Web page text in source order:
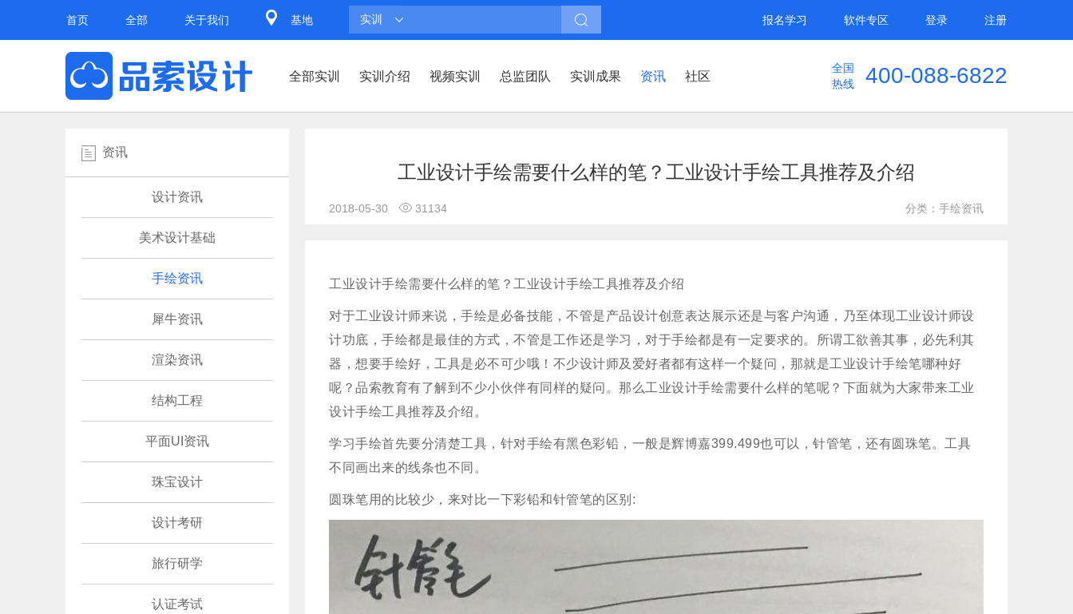
首页 全部 关于我们 基地 实训 注册
登录
软件专区
报名学习
全部实训 实训介绍 视频实训 总监团队 实训成果 资讯 社区
全国
热线
400-088-6822
资讯
设计资讯
美术设计基础
手绘资讯
犀牛资讯
渲染资讯
结构工程
平面UI资讯
珠宝设计
设计考研
旅行研学
认证考试
工业设计手绘需要什么样的笔？工业设计手绘工具推荐及介绍
2018-05-30 31134 分类：手绘资讯
工业设计手绘需要什么样的笔？工业设计手绘工具推荐及介绍
对于工业设计师来说，手绘是必备技能，不管是产品设计创意表达展示还是与客户沟通，乃至体现工业设计师设
计功底，手绘都是最佳的方式，不管是工作还是学习，对于手绘都是有一定要求的。所谓工欲善其事，必先利其
器，想要手绘好，工具是必不可少哦！不少设计师及爱好者都有这样一个疑问，那就是工业设计手绘笔哪种好
呢？品索教育有了解到不少小伙伴有同样的疑问。那么工业设计手绘需要什么样的笔呢？下面就为大家带来工业
设计手绘工具推荐及介绍。
学习手绘首先要分清楚工具，针对手绘有黑色彩铅，一般是辉博嘉399.499也可以，针管笔，还有圆珠笔。工具
不同画出来的线条也不同。
圆珠笔用的比较少，来对比一下彩铅和针管笔的区别: